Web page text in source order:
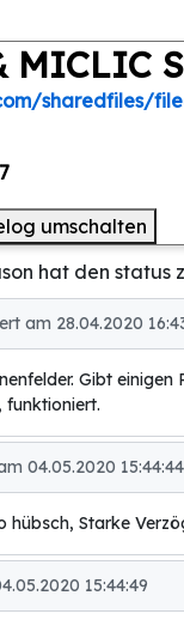
MICLIC
sharedfiles/
umschalten
hat den status
am 28.04.2020
Gibt
funktioniert.
04.05.2020 15:44:44
hübsch, Starke
15:44:49